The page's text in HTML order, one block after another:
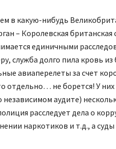
в какую-нибудь
– Королевская британская
единичными
служба долго пила кровь
авиаперелеты за счет
отдельно… не борется! У них
аудите)
расследует дела о
наркотиков и т.д., а